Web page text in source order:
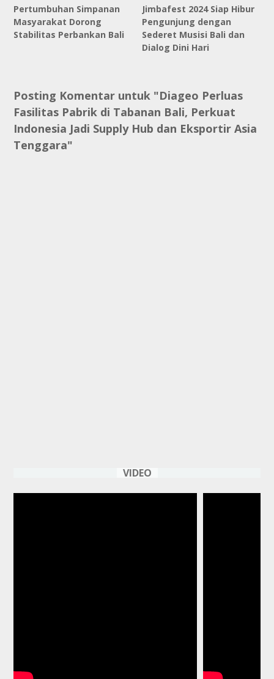
Pertumbuhan Simpanan
Masyarakat Dorong
Stabilitas Perbankan Bali
Jimbafest 2024 Siap Hibur
Pengunjung dengan
Sederet Musisi Bali dan
Dialog Dini Hari
Posting Komentar untuk "Diageo Perluas
Fasilitas Pabrik di Tabanan Bali, Perkuat
Indonesia Jadi Supply Hub dan Eksportir Asia
Tenggara"
VIDEO